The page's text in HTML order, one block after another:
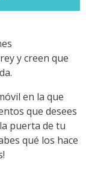
y creen que
en la que
que desees
puerta de tu
qué los hace